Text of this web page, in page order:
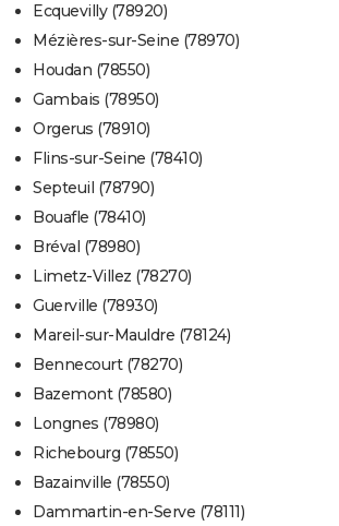
Ecquevilly (78920)
Mézières-sur-Seine (78970)
Houdan (78550)
Gambais (78950)
Orgerus (78910)
Flins-sur-Seine (78410)
Septeuil (78790)
Bouafle (78410)
Bréval (78980)
Limetz-Villez (78270)
Guerville (78930)
Mareil-sur-Mauldre (78124)
Bennecourt (78270)
Bazemont (78580)
Longnes (78980)
Richebourg (78550)
Bazainville (78550)
Dammartin-en-Serve (78111)